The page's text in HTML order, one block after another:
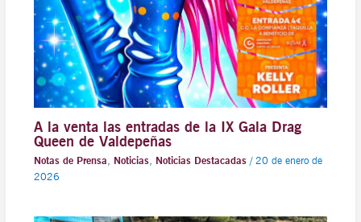
A la venta las entradas de la IX Gala Drag
Queen de Valdepeñas
Notas de Prensa, Noticias, Noticias Destacadas/ 20 de enero de
2026